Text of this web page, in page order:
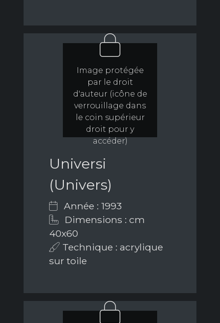
Image protégée
par le droit
d'auteur (icône de
verrouillage dans
le coin supérieur
droit pour y
accéder)
Universi
(Univers)
Année : 1993
Dimensions : cm
40x60
Technique : acrylique
sur toile